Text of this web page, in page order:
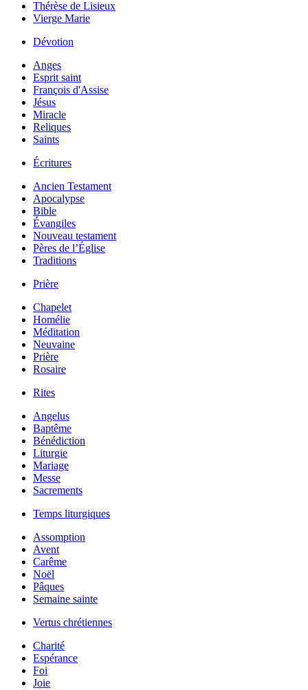
Thérèse de Lisieux
Vierge Marie
Dévotion
Anges
Esprit saint
François d'Assise
Jésus
Miracle
Reliques
Saints
Écritures
Ancien Testament
Apocalypse
Bible
Évangiles
Nouveau testament
Pères de l’Église
Traditions
Prière
Chapelet
Homélie
Méditation
Neuvaine
Prière
Rosaire
Rites
Angelus
Baptême
Bénédiction
Liturgie
Mariage
Messe
Sacrements
Temps liturgiques
Assomption
Avent
Carême
Noël
Pâques
Semaine sainte
Vertus chrétiennes
Charité
Espérance
Foi
Joie